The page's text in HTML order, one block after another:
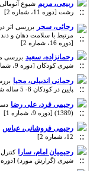
ربیعی، مریم شیوع آنومالی
رشت [دوره 11، شماره 2]
رجائی، سحر بررسی اثر
مرتبط با سلامت دهان و دندان
[دوره 16، شماره 2]
رحمانزاده، سعید بررسی
شیری کودکان [دوره 9، شماره 2]
رحمانی اندبیلی، محیا بررسی
پایین در کودکان 8- 5 ساله شهر تهران [دوره 17، شماره 2]
رحیمی فرد، علی رضا
(1389) [دوره 9، شماره 1]
رحیمی فروشانی، عباس
12، شماره 2]
رحیمیان امام، سارا
شیری (گزارش مورد) [دوره 10، شماره 1]